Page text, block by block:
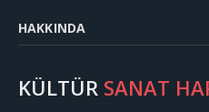
HAKKINDA
KÜLTÜR SANAT